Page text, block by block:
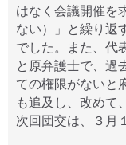
はなく会議開催を
ない）」と繰り返
でした。また、代
と原弁護士で、過
ての権限がないと
も追及し、改めて
次回団交は、３月